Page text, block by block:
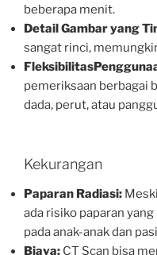
beberapa menit.
Detail Gambar yang
sangat rinci,
pemeriksaan berbagai
dada, perut, atau
Kekurangan
Paparan Radiasi:
ada risiko paparan
pada anak-anak dan
Biaya: CT Scan bisa